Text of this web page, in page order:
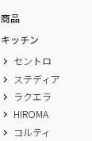
商品
キッチン
セントロ
ステディア
ラクエラ
HIROMA
コルティ